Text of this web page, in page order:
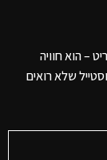
– הוא חוויה
שלא רואים